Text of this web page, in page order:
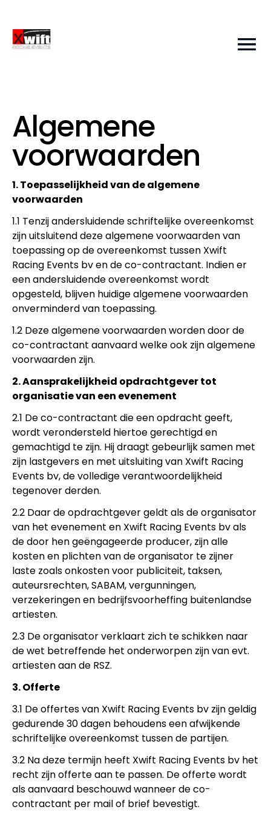
Algemene
voorwaarden
1. Toepasselijkheid van de algemene
voorwaarden
1.1 Tenzij andersluidende schriftelijke overeenkomst
zijn uitsluitend deze algemene voorwaarden van
toepassing op de overeenkomst tussen Xwift
Racing Events bv en de co-contractant. Indien er
een andersluidende overeenkomst wordt
opgesteld, blijven huidige algemene voorwaarden
onverminderd van toepassing.
1.2 Deze algemene voorwaarden worden door de
co-contractant aanvaard welke ook zijn algemene
voorwaarden zijn.
2. Aansprakelijkheid opdrachtgever tot
organisatie van een evenement
2.1 De co-contractant die een opdracht geeft,
wordt verondersteld hiertoe gerechtigd en
gemachtigd te zijn. Hij draagt gebeurlijk samen met
zijn lastgevers en met uitsluiting van Xwift Racing
Events bv, de volledige verantwoordelijkheid
tegenover derden.
2.2 Daar de opdrachtgever geldt als de organisator
van het evenement en Xwift Racing Events bv als
de door hen geëngageerde producer, zijn alle
kosten en plichten van de organisator te zijner
laste zoals onkosten voor publiciteit, taksen,
auteursrechten, SABAM, vergunningen,
verzekeringen en bedrijfsvoorheffing buitenlandse
artiesten.
2.3 De organisator verklaart zich te schikken naar
de wet betreffende het onderworpen zijn van evt.
artiesten aan de RSZ.
3. Offerte
3.1 De offertes van Xwift Racing Events bv zijn geldig
gedurende 30 dagen behoudens een afwijkende
schriftelijke overeenkomst tussen de partijen.
3.2 Na deze termijn heeft Xwift Racing Events bv het
recht zijn offerte aan te passen. De offerte wordt
als aanvaard beschouwd wanneer de co-
contractant per mail of brief bevestigt.